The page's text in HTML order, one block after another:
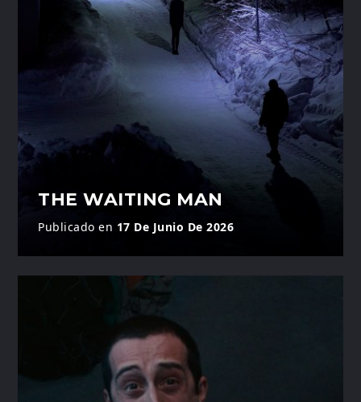
THE WAITING MAN
Publicado en 17 De Junio De 2026